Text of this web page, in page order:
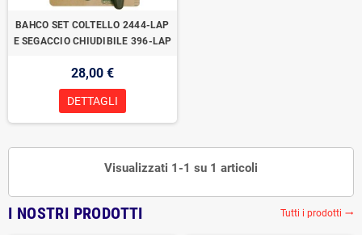
BAHCO SET COLTELLO 2444-LAP
E SEGACCIO CHIUDIBILE 396-LAP
28,00 €
DETTAGLI
Visualizzati 1-1 su 1 articoli
I NOSTRI PRODOTTI Tutti i prodotti trending_flat